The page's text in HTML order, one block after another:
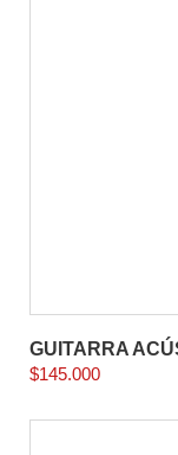
GUITARRA
$145.000